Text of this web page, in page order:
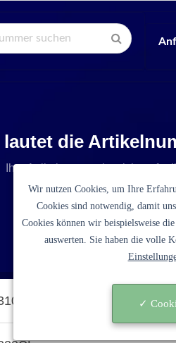
lautet die
Ihre Artikelnummer ist nicht
Wir nutzen Cookies, um Ihre
Cookies sind notwendig, damit
Cookies können wir beispielsweise
auswerten. Sie haben die volle
✓